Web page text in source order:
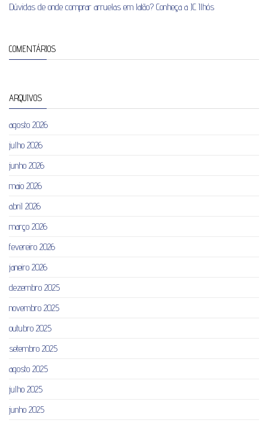
Dúvidas de onde comprar arruelas em latão? Conheça a JC Ilhós
COMENTÁRIOS
ARQUIVOS
agosto 2026
julho 2026
junho 2026
maio 2026
abril 2026
março 2026
fevereiro 2026
janeiro 2026
dezembro 2025
novembro 2025
outubro 2025
setembro 2025
agosto 2025
julho 2025
junho 2025